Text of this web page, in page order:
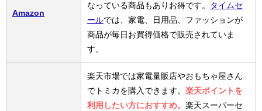
Amazon
なっている商品もありお得です。
タイムセ
ールでは、家電、日用品、ファッションが
商品が毎日お買得価格で販売されていま
す。
楽天市場では家電量販店やおもちゃ屋さん
でトミカを購入できます。 楽天ポイントを
利用したい方におすすめ。 楽天スーパーセ